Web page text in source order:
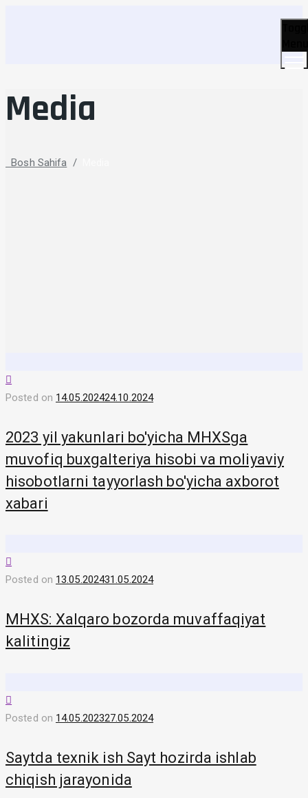
Media
Bosh Sahifa /
Posted on 14.05.202424.10.2024
2023 yil yakunlari bo'yicha MHXSga
muvofiq buxgalteriya hisobi va moliyaviy
hisobotlarni tayyorlash bo'yicha axborot
xabari
Posted on 13.05.202431.05.2024
MHXS: Xalqaro bozorda muvaffaqiyat
kalitingiz
Posted on 14.05.202327.05.2024
Saytda texnik ish Sayt hozirda ishlab
chiqish jarayonida